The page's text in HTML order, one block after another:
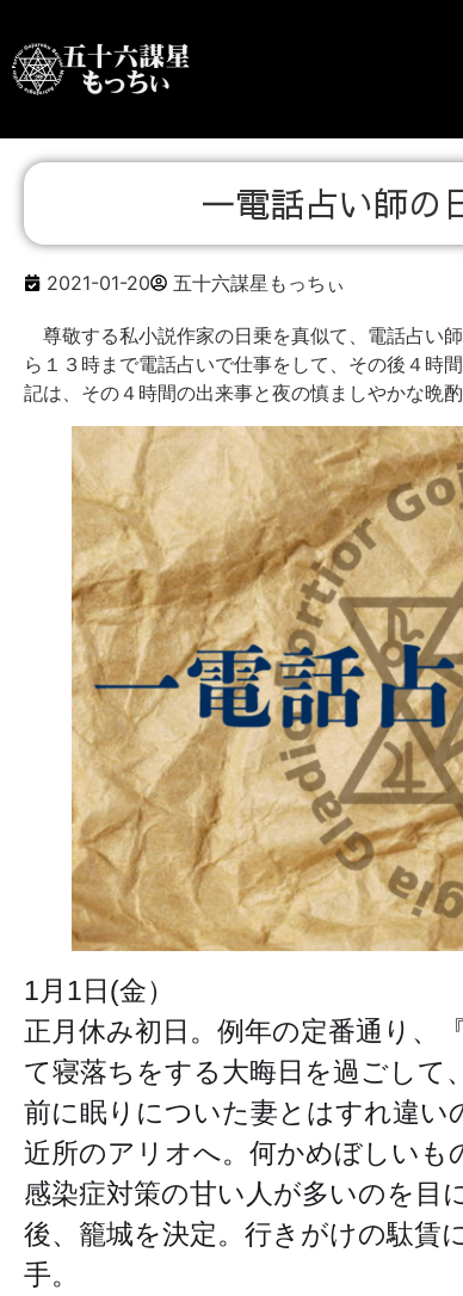
一電話占い師
2021-01-20 五十六謀星もっちぃ
尊敬する私小説作家の日乗を真似て、電話占い
ら１３時まで電話占いで仕事をして、その後４時
記は、その４時間の出来事と夜の慎ましやかな晩酌
1月1日(金）
正月休み初日。例年の定番通り、
て寝落ちをする大晦日を過ごして
前に眠りについた妻とはすれ違い
近所のアリオへ。何かめぼしいも
感染症対策の甘い人が多いのを目
後、籠城を決定。行きがけの駄賃
手。